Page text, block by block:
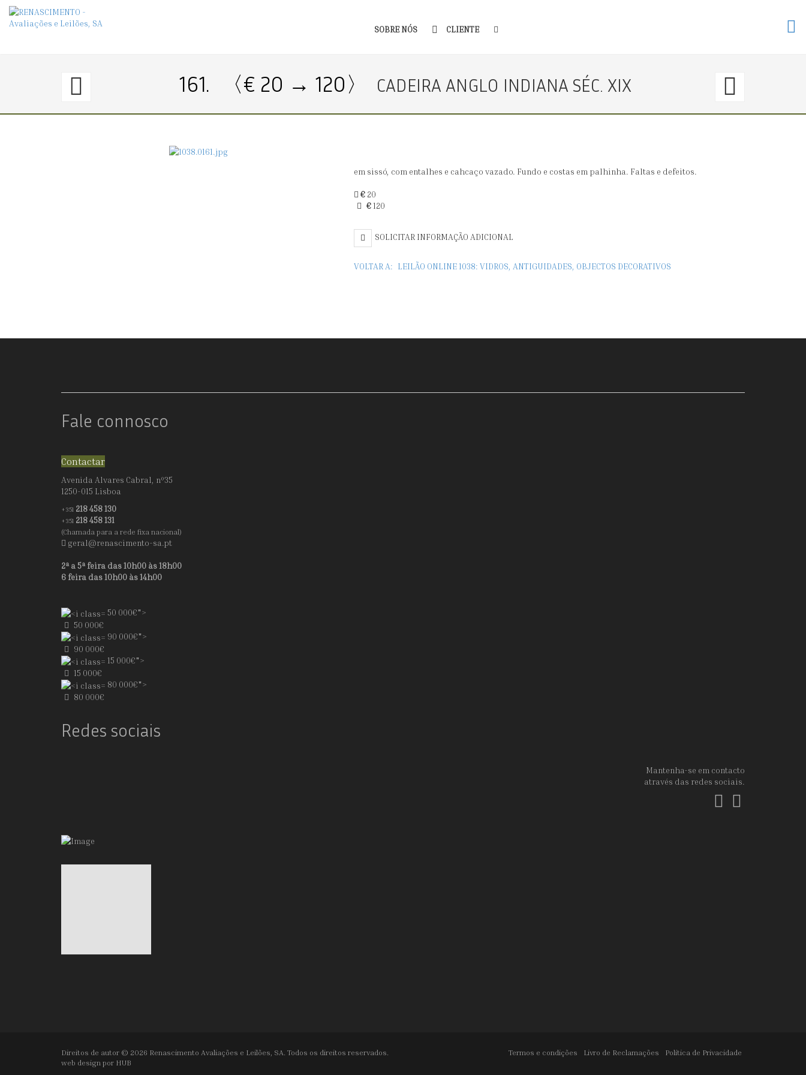
SOBRE NÓS CLIENTE
161. 〈€ 20 → 120〉 CADEIRA ANGLO INDIANA SÉC. XIX
〈€
〈€
em sissó, com entalhes e cahcaço vazado. Fundo e costas em palhinha. Faltas e defeitos.
€ 20
€120
SOLICITAR INFORMAÇÃO ADICIONAL
VOLTAR A: LEILÃO ONLINE 1038: VIDROS, ANTIGUIDADES, OBJECTOS DECORATIVOS
Fale connosco
Contactar
Avenida Alvares Cabral, nº35
1250-015 Lisboa
+351 218 458 130
+351 218 458 131
(Chamada para a rede fixa nacional)
geral@renascimento-sa.pt
2ª a 5ª feira das 10h00 às 18h00
6 feira das 10h00 às 14h00
50 000€">
50 000€
90 000€">
90 000€
15 000€">
15 000€
80 000€">
80 000€
Redes sociais
Mantenha-se em contacto
através das redes sociais.
Facebook
Direitos de autor © 2026 Renascimento Avaliações e Leilões, SA. Todos os direitos reservados.
web design por HUB
Termos e condições Livro de Reclamações Política de Privacidade